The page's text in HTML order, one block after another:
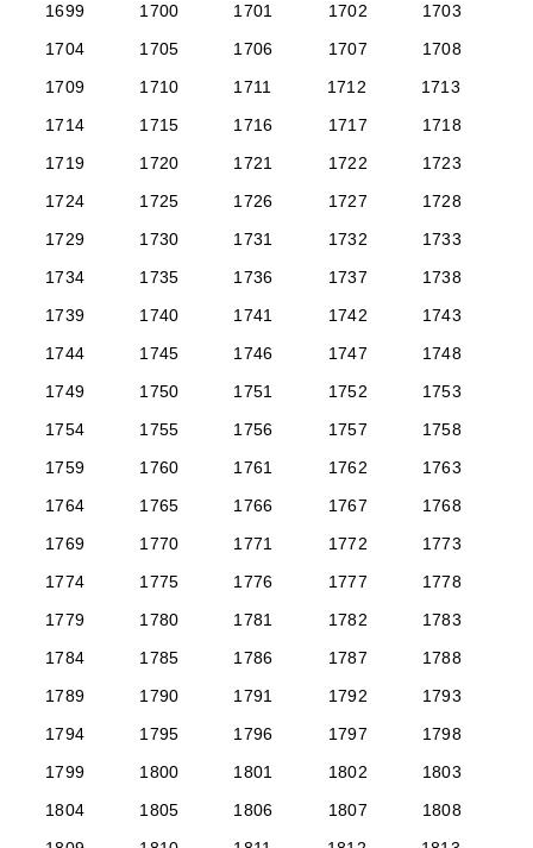
1699
1700 1701 1702
1703
1704
1705 1706 1707
1708
1709
1710 1711 1712
1713
1714
1715 1716 1717
1718
1719
1720 1721 1722
1723
1724
1725 1726 1727
1728
1729
1730 1731 1732
1733
1734
1735 1736 1737
1738
1739
1740 1741 1742
1743
1744
1745 1746 1747
1748
1749
1750 1751 1752
1753
1754
1755 1756 1757
1758
1759
1760 1761 1762
1763
1764
1765 1766 1767
1768
1769
1770 1771 1772
1773
1774
1775 1776 1777
1778
1779
1780 1781 1782
1783
1784
1785 1786 1787
1788
1789
1790 1791 1792
1793
1794
1795 1796 1797
1798
1799
1800 1801 1802
1803
1804
1805 1806 1807
1808